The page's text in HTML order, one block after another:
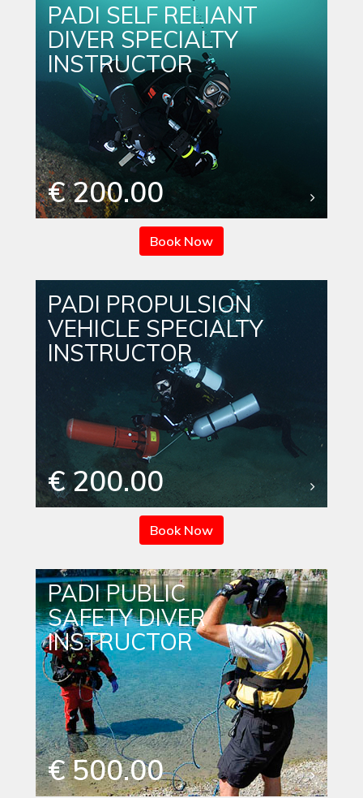
PADI SELF RELIANT
DIVER SPECIALTY
INSTRUCTOR
€ 200.00
Book Now
PADI PROPULSION
VEHICLE SPECIALTY
INSTRUCTOR
€ 200.00
Book Now
PADI PUBLIC
SAFETY DIVER
INSTRUCTOR
€ 500.00